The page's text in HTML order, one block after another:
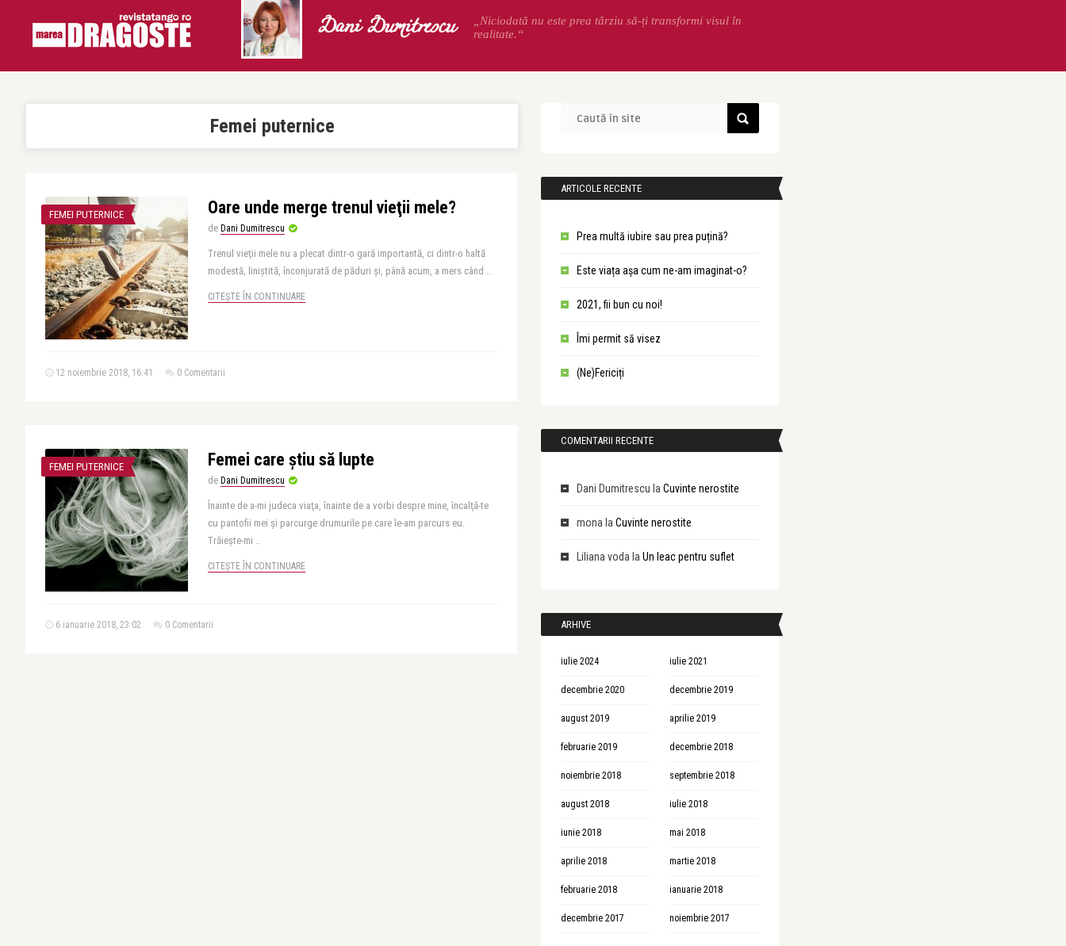
Dani Dumitrescu
„Niciodată nu este prea târziu să-ți transformi visul în
realitate.“
Femei puternice
FEMEI PUTERNICE Oare unde merge trenul vieţii mele?
de Dani Dumitrescu
Trenul vieţii mele nu a plecat dintr-o gară importantă, ci dintr-o haltă
modestă, liniştită, înconjurată de păduri şi, până acum, a mers când ..
CITEȘTE ÎN CONTINUARE
12 noiembrie 2018, 16:41 0 Comentarii
FEMEI PUTERNICE Femei care ştiu să lupte
de Dani Dumitrescu
Înainte de a-mi judeca viaţa, înainte de a vorbi despre mine, încalţă-te
cu pantofii mei şi parcurge drumurile pe care le-am parcurs eu.
Trăieşte-mi ..
CITEȘTE ÎN CONTINUARE
6 ianuarie 2018, 23:02 0 Comentarii
ARTICOLE RECENTE
Prea multă iubire sau prea puțină?
Este viața așa cum ne-am imaginat-o?
2021, fii bun cu noi!
Îmi permit să visez
(Ne)Fericiți
COMENTARII RECENTE
Dani Dumitrescu la Cuvinte nerostite
mona la Cuvinte nerostite
Liliana voda la Un leac pentru suflet
ARHIVE
iulie 2024 iulie 2021
decembrie 2020 decembrie 2019
august 2019 aprilie 2019
februarie 2019 decembrie 2018
noiembrie 2018 septembrie 2018
august 2018 iulie 2018
iunie 2018 mai 2018
aprilie 2018 martie 2018
februarie 2018 ianuarie 2018
decembrie 2017 noiembrie 2017